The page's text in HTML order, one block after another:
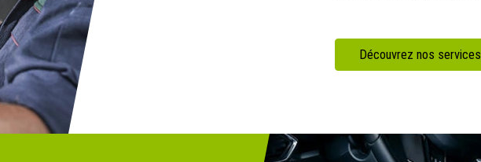
Découvrez nos services